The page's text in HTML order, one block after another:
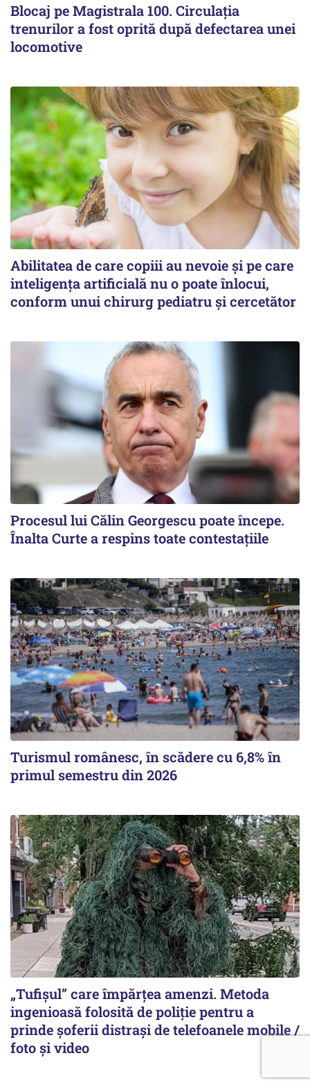
Blocaj pe Magistrala 100. Circulația
trenurilor a fost oprită după defectarea unei
locomotive
Abilitatea de care copiii au nevoie și pe care
inteligența artificială nu o poate înlocui,
conform unui chirurg pediatru și cercetător
Procesul lui Călin Georgescu poate începe.
Înalta Curte a respins toate contestațiile
Turismul românesc, în scădere cu 6,8% în
primul semestru din 2026
„Tufișul” care împărțea amenzi. Metoda
ingenioasă folosită de poliție pentru a
prinde șoferii distrași de telefoanele mobile /
foto și video